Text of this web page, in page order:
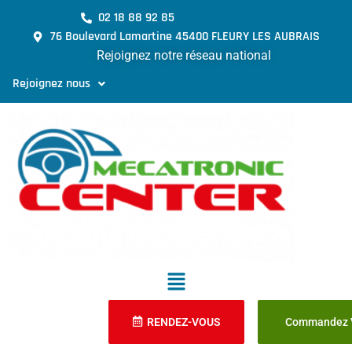
02 18 88 92 85
76 Boulevard Lamartine 45400 FLEURY LES AUBRAIS
Rejoignez notre réseau national
Rejoignez nous
RENDEZ-VOUS Commandez